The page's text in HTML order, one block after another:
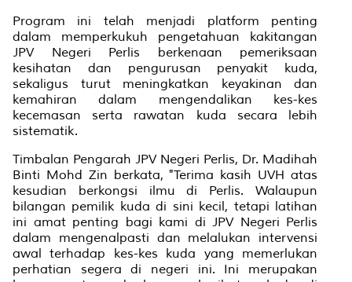
Program ini telah menjadi platform penting
dalam memperkukuh pengetahuan kakitangan
JPV Negeri Perlis berkenaan pemeriksaan
kesihatan dan pengurusan penyakit kuda,
sekaligus turut meningkatkan keyakinan dan
kemahiran dalam mengendalikan kes-kes
kecemasan serta rawatan kuda secara lebih
sistematik.
Timbalan Pengarah JPV Negeri Perlis, Dr. Madihah
Binti Mohd Zin berkata, "Terima kasih UVH atas
kesudian berkongsi ilmu di Perlis. Walaupun
bilangan pemilik kuda di sini kecil, tetapi latihan
ini amat penting bagi kami di JPV Negeri Perlis
dalam mengenalpasti dan melalukan intervensi
awal terhadap kes-kes kuda yang memerlukan
perhatian segera di negeri ini. Ini merupakan